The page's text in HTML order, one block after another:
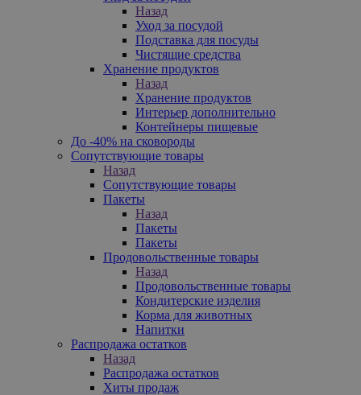
Назад
Уход за посудой
Подставка для посуды
Чистящие средства
Хранение продуктов
Назад
Хранение продуктов
Интерьер дополнительно
Контейнеры пищевые
До -40% на сковороды
Сопутствующие товары
Назад
Сопутствующие товары
Пакеты
Назад
Пакеты
Пакеты
Продовольственные товары
Назад
Продовольственные товары
Кондитерские изделия
Корма для животных
Напитки
Распродажа остатков
Назад
Распродажа остатков
Хиты продаж